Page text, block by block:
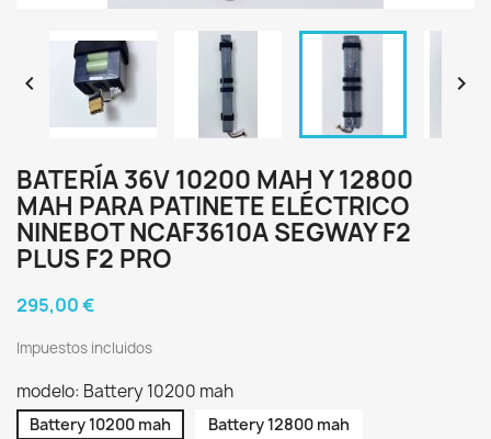
 
BATERÍA 36V 10200 MAH Y 12800
MAH PARA PATINETE ELÉCTRICO
NINEBOT NCAF3610A SEGWAY F2
PLUS F2 PRO
295,00 €
Impuestos incluidos
modelo: Battery 10200 mah
Battery 10200 mah Battery 12800 mah